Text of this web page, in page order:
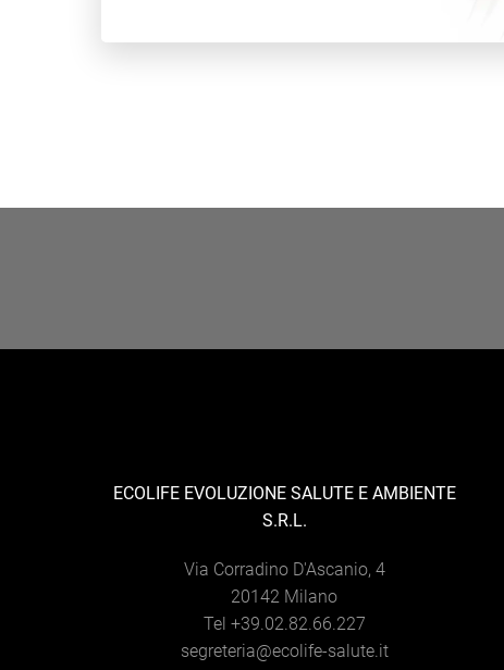
ECOLIFE EVOLUZIONE SALUTE E AMBIENTE
S.R.L.
Via Corradino D'Ascanio, 4
20142 Milano
Tel +39.02.82.66.227
segreteria@ecolife-salute.it